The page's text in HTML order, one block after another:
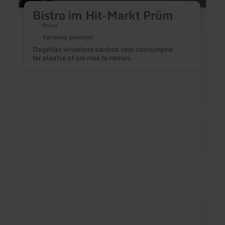
Bistro im Hit-Markt Prüm
Prüm
Vandaag geopend
Dagelijks wisselend aanbod voor consumptie
ter plaatse of om mee te nemen.